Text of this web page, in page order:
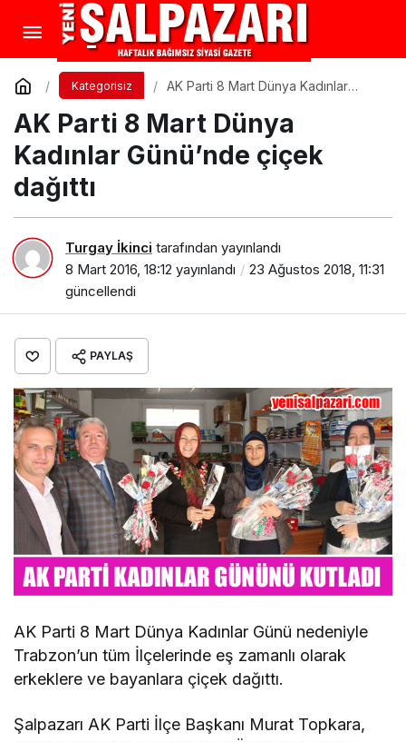
Kategorisiz
AK Parti 8 Mart Dünya Kadınlar
AK Parti 8 Mart Dünya
Kadınlar Günü’nde çiçek
dağıttı
Turgay İkinci tarafından yayınlandı
8 Mart 2016, 18:12 yayınlandı
23 Ağustos 2018, 11:31
güncellendi
PAYLAŞ
AK Parti 8 Mart Dünya Kadınlar Günü nedeniyle
Trabzon’un tüm İlçelerinde eş zamanlı olarak
erkeklere ve bayanlara çiçek dağıttı.
Şalpazarı AK Parti İlçe Başkanı Murat Topkara,